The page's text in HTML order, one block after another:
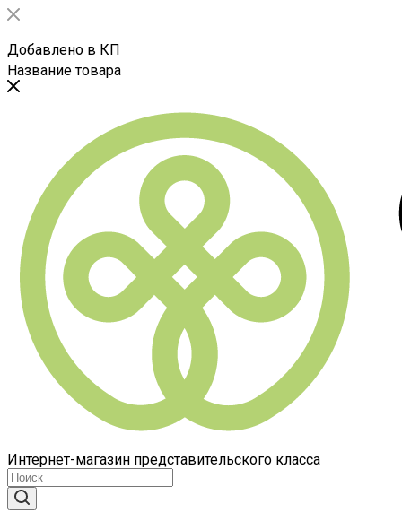
Добавлено в КП
Название товара
Интернет-магазин представительского класса